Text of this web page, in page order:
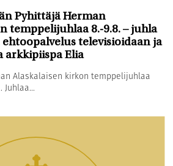
Pyhittäjä Herman
temppelijuhlaa 8.-9.8. – juhla
televisioidaan ja
Elia
Alaskalaisen kirkon temppelijuhlaa